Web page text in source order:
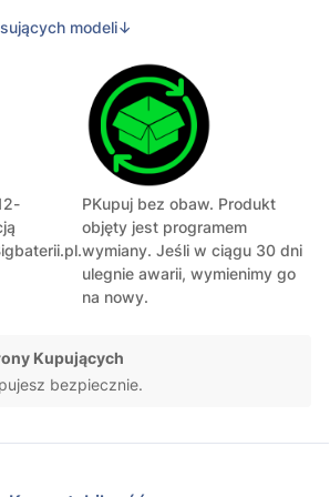
modeli↓
PKupuj bez obaw. Produkt
objęty jest programem
wymiany. Jeśli w ciągu 30 dni
ulegnie awarii, wymienimy go
na nowy.
Kupujących
bezpiecznie.